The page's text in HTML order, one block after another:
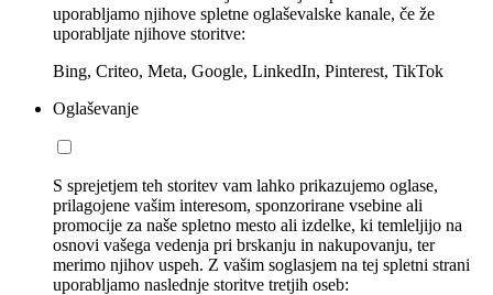
uporabljamo njihove spletne oglaševalske kanale, če že
uporabljate njihove storitve:
Bing, Criteo, Meta, Google, LinkedIn, Pinterest, TikTok
Oglaševanje
S sprejetjem teh storitev vam lahko prikazujemo oglase,
prilagojene vašim interesom, sponzorirane vsebine ali
promocije za naše spletno mesto ali izdelke, ki temleljijo na
osnovi vašega vedenja pri brskanju in nakupovanju, ter
merimo njihov uspeh. Z vašim soglasjem na tej spletni strani
uporabljamo naslednje storitve tretjih oseb: